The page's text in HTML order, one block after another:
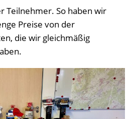
Teilnehmer. So haben wir
Preise von der
die wir gleichmäßig